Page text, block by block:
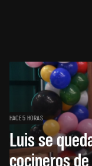
HACE 5 HORAS
Luis se
cocineros